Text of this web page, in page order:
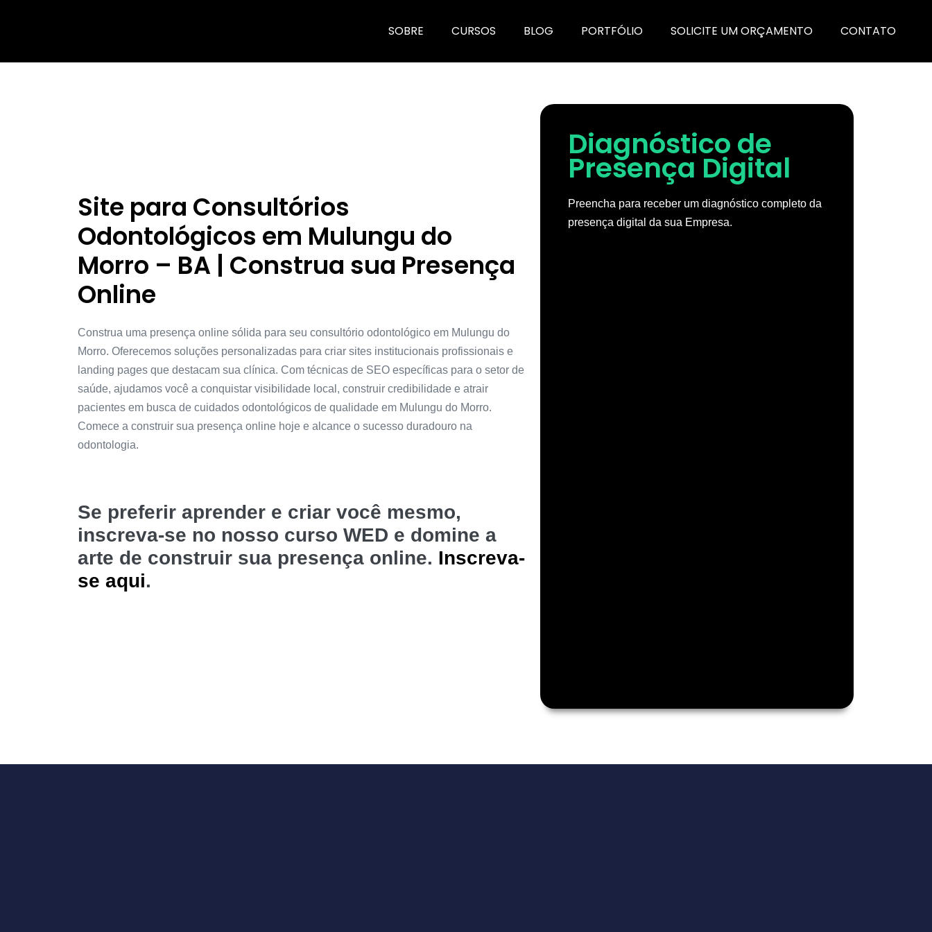
SOBRE CURSOS BLOG PORTFÓLIO SOLICITE UM ORÇAMENTO CONTATO
Site para Consultórios
Odontológicos em Mulungu do
Morro – BA | Construa sua Presença
Online
Construa uma presença online sólida para seu consultório odontológico em Mulungu do
Morro. Oferecemos soluções personalizadas para criar sites institucionais profissionais e
landing pages que destacam sua clínica. Com técnicas de SEO específicas para o setor de
saúde, ajudamos você a conquistar visibilidade local, construir credibilidade e atrair
pacientes em busca de cuidados odontológicos de qualidade em Mulungu do Morro.
Comece a construir sua presença online hoje e alcance o sucesso duradouro na
odontologia.
Se preferir aprender e criar você mesmo,
inscreva-se no nosso curso WED e domine a
arte de construir sua presença online. Inscreva-
se aqui.
Diagnóstico de
Presença Digital
Preencha para receber um diagnóstico completo da
presença digital da sua Empresa.